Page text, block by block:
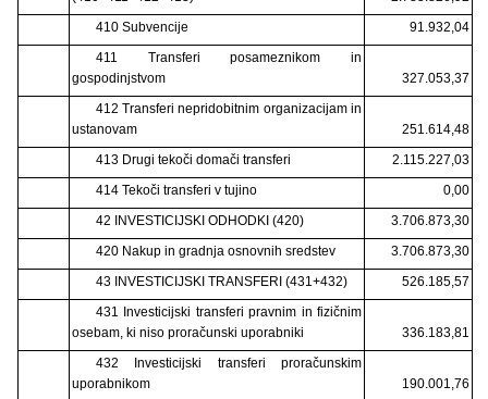
410 Subvencije
91.932,04
411 Transferi posameznikom in
gospodinjstvom
327.053,37
412 Transferi nepridobitnim organizacijam in
ustanovam
251.614,48
413 Drugi tekoči domači transferi
2.115.227,03
414 Tekoči transferi v tujino
0,00
42 INVESTICIJSKI ODHODKI (420)
3.706.873,30
420 Nakup in gradnja osnovnih sredstev
3.706.873,30
43 INVESTICIJSKI TRANSFERI (431+432)
526.185,57
431 Investicijski transferi pravnim in fizičnim
osebam, ki niso proračunski uporabniki
336.183,81
432 Investicijski transferi proračunskim
uporabnikom
190.001,76